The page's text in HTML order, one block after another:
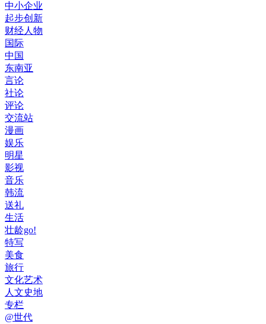
中小企业
起步创新
财经人物
国际
中国
东南亚
言论
社论
评论
交流站
漫画
娱乐
明星
影视
音乐
韩流
送礼
生活
壮龄go!
特写
美食
旅行
文化艺术
人文史地
专栏
@世代